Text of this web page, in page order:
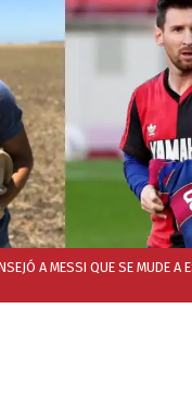
A MESSI QUE SE MUDE A